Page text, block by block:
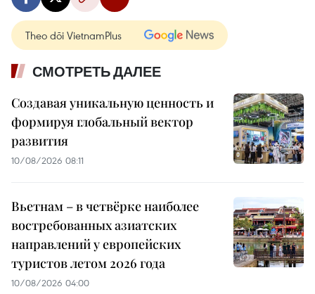
Theo dõi VietnamPlus
СМОТРЕТЬ ДАЛЕЕ
Создавая уникальную ценность и
формируя глобальный вектор
развития
10/08/2026 08:11
Вьетнам – в четвёрке наиболее
востребованных азиатских
направлений у европейских
туристов летом 2026 года
10/08/2026 04:00